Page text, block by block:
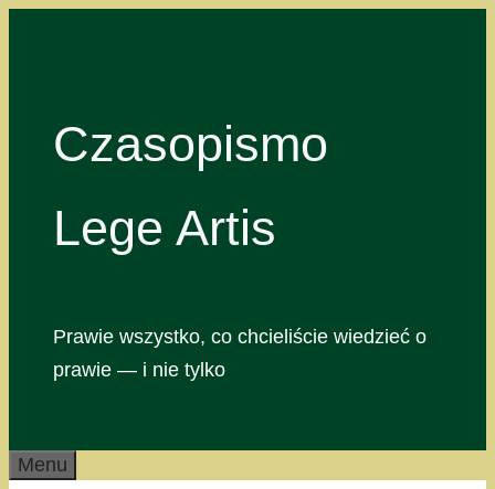
Czasopismo
Lege Artis
Prawie wszystko, co chcieliście wiedzieć o
prawie — i nie tylko
Menu